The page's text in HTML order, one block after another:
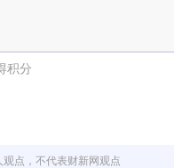
积分
点，不代表财新网观点